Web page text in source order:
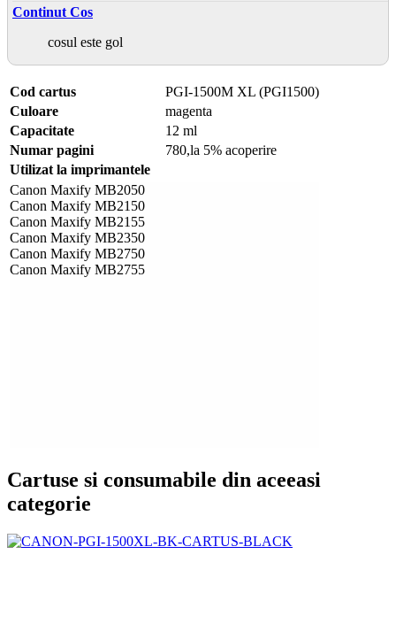
Continut Cos
cosul este gol
Cod cartus
PGI-1500M XL (PGI1500)
Culoare
magenta
Capacitate
12 ml
Numar pagini
780,la 5% acoperire
Utilizat la imprimantele
Canon Maxify MB2050
Canon Maxify MB2150
Canon Maxify MB2155
Canon Maxify MB2350
Canon Maxify MB2750
Canon Maxify MB2755
Cartuse si consumabile din aceeasi
categorie